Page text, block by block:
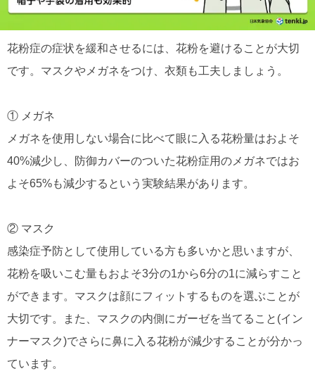
花粉症の症状を緩和させるには、花粉を避けることが大切
です。マスクやメガネをつけ、衣類も工夫しましょう。
① メガネ
メガネを使用しない場合に比べて眼に入る花粉量はおよそ
40%減少し、防御カバーのついた花粉症用のメガネではお
よそ65%も減少するという実験結果があります。
② マスク
感染症予防として使用している方も多いかと思いますが、
花粉を吸いこむ量もおよそ3分の1から6分の1に減らすこと
ができます。マスクは顔にフィットするものを選ぶことが
大切です。また、マスクの内側にガーゼを当てること(イン
ナーマスク)でさらに鼻に入る花粉が減少することが分かっ
ています。